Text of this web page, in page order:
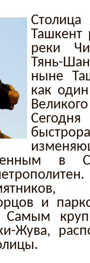
Ташкент
реки
Тянь-
ныне
как
в
и
Самым
Жува,